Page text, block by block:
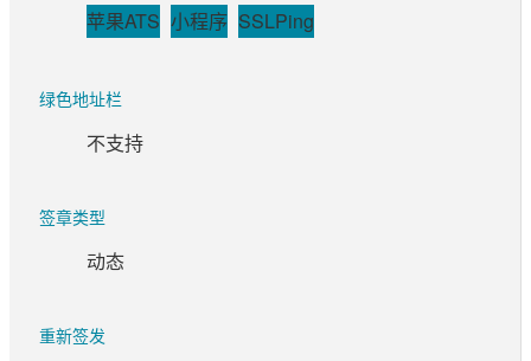
苹果ATS 小程序 SSLPing
绿色地址栏
不支持
签章类型
动态
重新签发